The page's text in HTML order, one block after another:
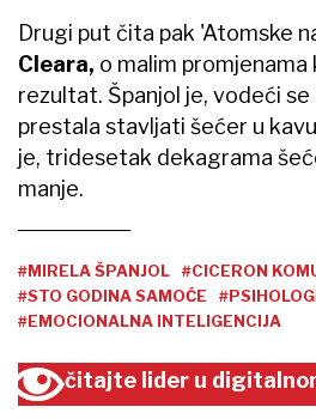
Drugi put čita pak 'Atomske
Cleara, o malim
rezultat. Španjol je, vodeći
prestala stavljati šećer u
je, tridesetak dekagrama
manje.
#MIRELA ŠPANJOL #CICERON
#STO GODINA SAMOĆE
#EMOCIONALNA INTELIGENCIJA
čitajte lider u